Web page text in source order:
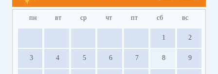
пн вт ср чт пт сб вс
1 2
3 4 5 6 7 8 9